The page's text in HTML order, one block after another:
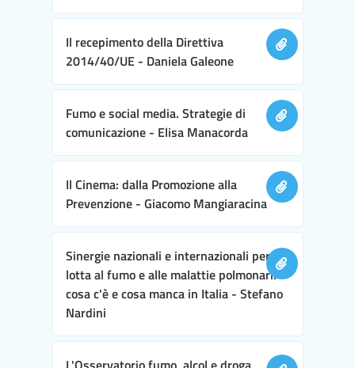
Il recepimento della Direttiva
2014/40/UE - Daniela Galeone
Fumo e social media. Strategie di
comunicazione - Elisa Manacorda
Il Cinema: dalla Promozione alla
Prevenzione - Giacomo Mangiaracina
Sinergie nazionali e internazionali per la
lotta al fumo e alle malattie polmonari:
cosa c'è e cosa manca in Italia - Stefano
Nardini